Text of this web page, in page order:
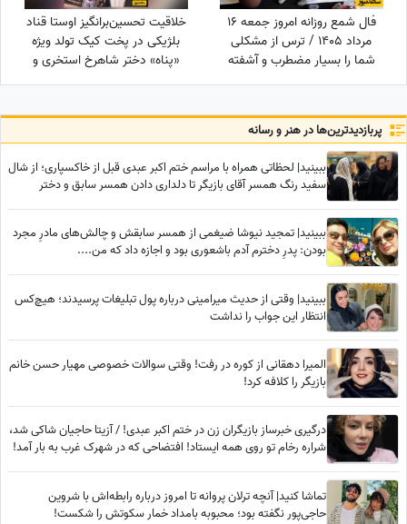
فال شمع روزانه امروز جمعه 16
مرداد 1405 / ترس از مشکلی
شما را بسیار مضطرب و آشفته
می‌کند، اما شما
خلاقیت تحسین‌برانگیز اوستا قناد
بلژیکی در پخت کیک تولد ویژه
«پناه» دختر شاهرخ استخری و
سپیده بزمی‌پور با تمِ
ترکیب خلاقانه و منحصربه‌فرد از
پربازدید‌ترین‌ها در هنر و رسانه
ببینید| لحظاتی همراه با مراسم ختم اکبر عبدی قبل از خاکسپاری؛ از شال
سفید رنگ همسر آقای بازیگر تا دلداری دادن همسر سابق و دختر
ببینید| تمجید نیوشا ضیغمی از همسر سابقش و چالش‌های مادرِ مجرد
بودن: پدرِ دخترم آدم باشعوری بود و اجازه داد که من....
ببینید| وقتی از حدیث میرامینی درباره پول تبلیغات پرسیدند؛ هیچ‌کس
انتظار این جواب را نداشت
المیرا دهقانی از کوره در رفت! وقتی سوالات خصوصی مهیار حسن خانم
بازیگر را کلافه کرد!
درگیری خبرساز بازیگران زن در ختم اکبر عبدی! / آزیتا حاجیان شاکی شد،
شراره رخام تو روی همه ایستاد! افتضاحی که در شهرک غرب به بار آمد!
تماشا کنید| آنچه ترلان پروانه تا امروز درباره رابطه‌اش با شروین
حاجی‌پور نگفته بود؛ محبوبه بامداد خمار سکوتش را شکست!